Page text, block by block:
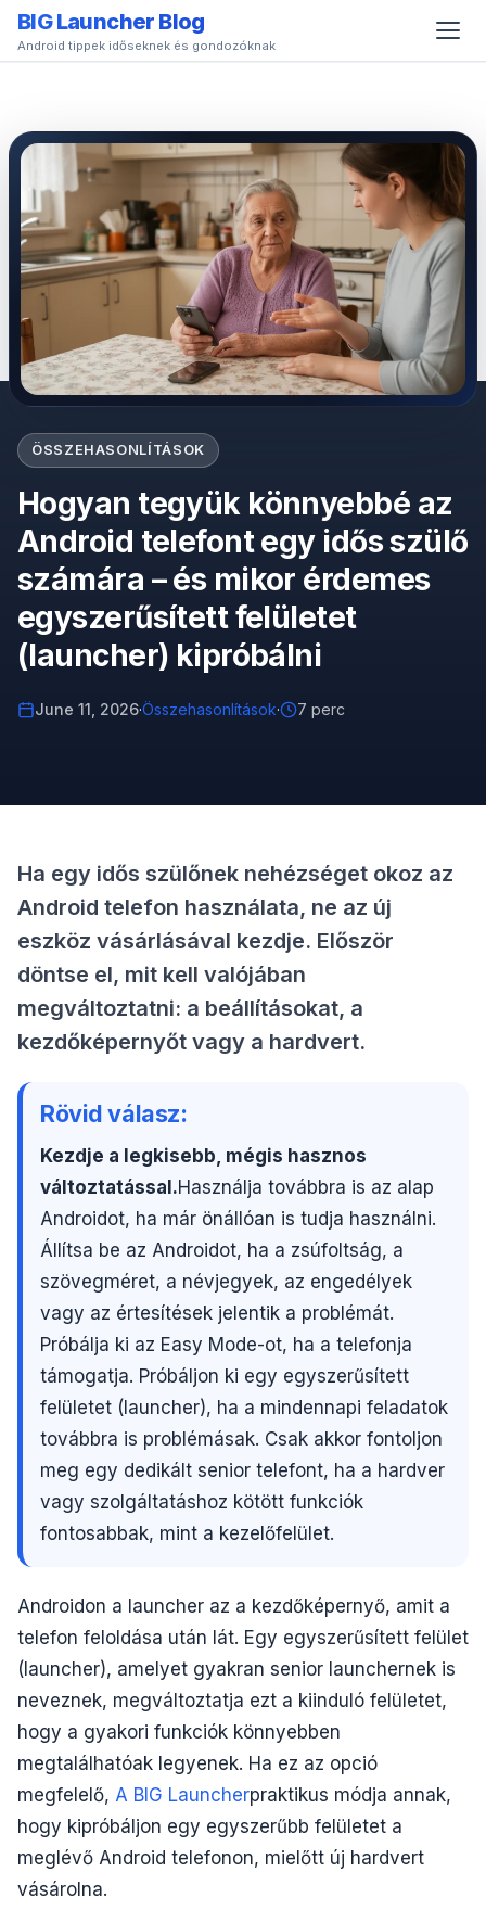
BIG Launcher Blog
Android tippek időseknek és gondozóknak
ÖSSZEHASONLÍTÁSOK
Hogyan tegyük könnyebbé az
Android telefont egy idős szülő
számára – és mikor érdemes
egyszerűsített felületet
(launcher) kipróbálni
June 11, 2026·Összehasonlítások· 7 perc
Ha egy idős szülőnek nehézséget okoz az
Android telefon használata, ne az új
eszköz vásárlásával kezdje. Először
döntse el, mit kell valójában
megváltoztatni: a beállításokat, a
kezdőképernyőt vagy a hardvert.
Rövid válasz:
Kezdje a legkisebb, mégis hasznos
változtatással.Használja továbbra is az alap
Androidot, ha már önállóan is tudja használni.
Állítsa be az Androidot, ha a zsúfoltság, a
szövegméret, a névjegyek, az engedélyek
vagy az értesítések jelentik a problémát.
Próbálja ki az Easy Mode-ot, ha a telefonja
támogatja. Próbáljon ki egy egyszerűsített
felületet (launcher), ha a mindennapi feladatok
továbbra is problémásak. Csak akkor fontoljon
meg egy dedikált senior telefont, ha a hardver
vagy szolgáltatáshoz kötött funkciók
fontosabbak, mint a kezelőfelület.
Androidon a launcher az a kezdőképernyő, amit a
telefon feloldása után lát. Egy egyszerűsített felület
(launcher), amelyet gyakran senior launchernek is
neveznek, megváltoztatja ezt a kiinduló felületet,
hogy a gyakori funkciók könnyebben
megtalálhatóak legyenek. Ha ez az opció
megfelelő, A BIG Launcherpraktikus módja annak,
hogy kipróbáljon egy egyszerűbb felületet a
meglévő Android telefonon, mielőtt új hardvert
vásárolna.